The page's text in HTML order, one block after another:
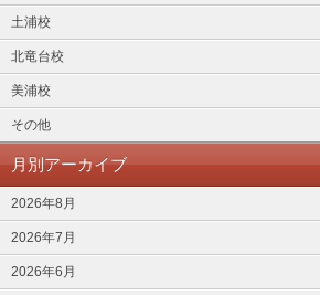
土浦校
北竜台校
美浦校
その他
月別アーカイブ
2026年8月
2026年7月
2026年6月